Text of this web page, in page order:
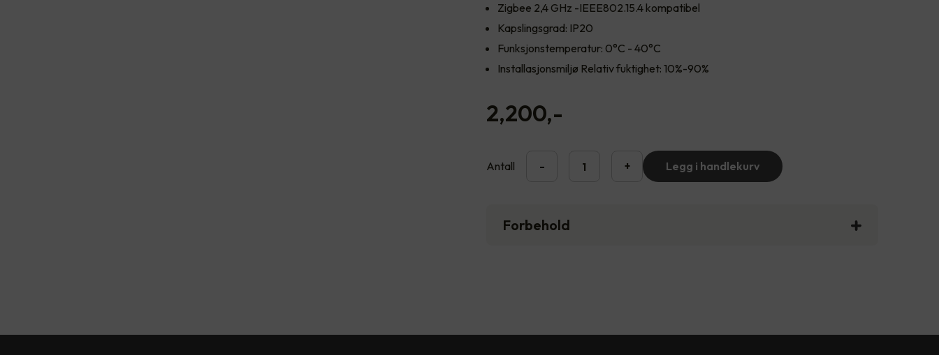
Zigbee 2,4 GHz -IEEE802.15.4 kompatibel
Kapslingsgrad: IP20
Funksjonstemperatur: 0°C - 40°C
Installasjonsmiljø Relativ fuktighet: 10%-90%
2,200,-
Antall - + Legg i handlekurv
Forbehold